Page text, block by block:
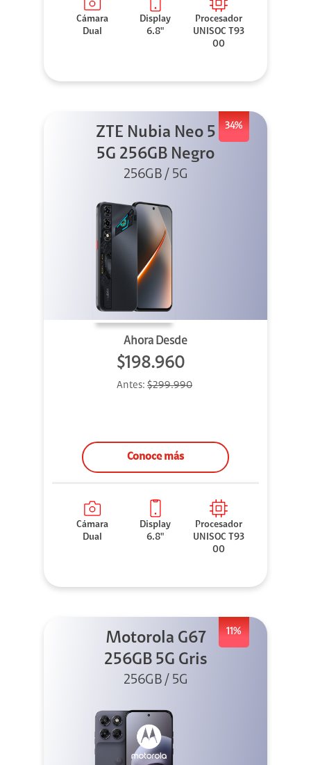
Cámara
Dual
Display
6.8"
Procesador
UNISOC T93
00
34%
ZTE Nubia Neo 5
5G 256GB Negro
256GB / 5G
Ahora Desde
$198.960
Antes: $299.990
Conoce más
Cámara
Dual
Display
6.8"
Procesador
UNISOC T93
00
11%
Motorola G67
256GB 5G Gris
256GB / 5G